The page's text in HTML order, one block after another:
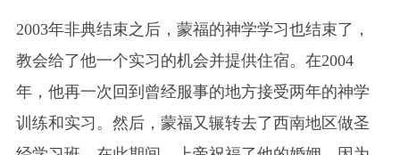
2003年非典结束之后，蒙福的神学学习也结束了，
教会给了他一个实习的机会并提供住宿。在2004
年，他再一次回到曾经服事的地方接受两年的神学
训练和实习。然后，蒙福又辗转去了西南地区做圣